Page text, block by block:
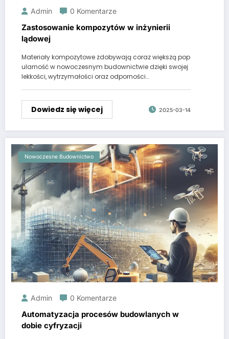
Admin 0 Komentarze
Zastosowanie kompozytów w inżynierii
lądowej
Materiały kompozytowe zdobywają coraz większą pop
ularność w nowoczesnym budownictwie dzięki swojej
lekkości, wytrzymałości oraz odporności…
Dowiedz się więcej 2025-03-14
Nowoczesne Budownictwo
Admin 0 Komentarze
Automatyzacja procesów budowlanych w
dobie cyfryzacji